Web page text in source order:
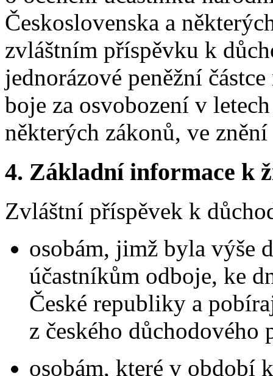
Československa a
zvláštním příspěvku k
jednorázové peněžní
boje za osvobození v
některých zákonů, ve
4. Základní informace k
Zvláštní příspěvek k
osobám, jimž byla výše
účastníkům odboje, ke
České republiky a
z českého důchodového
osobám, které v období